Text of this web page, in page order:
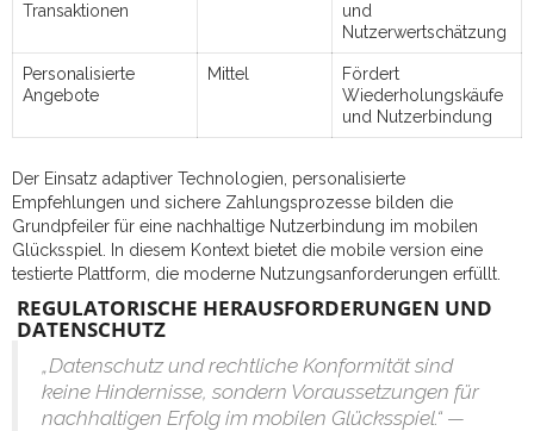
Transaktionen
und
Nutzerwertschätzung
Personalisierte
Angebote
Mittel
Fördert
Wiederholungskäufe
und Nutzerbindung
Der Einsatz adaptiver Technologien, personalisierte
Empfehlungen und sichere Zahlungsprozesse bilden die
Grundpfeiler für eine nachhaltige Nutzerbindung im mobilen
Glücksspiel. In diesem Kontext bietet die mobile version eine
testierte Plattform, die moderne Nutzungsanforderungen erfüllt.
REGULATORISCHE HERAUSFORDERUNGEN UND
DATENSCHUTZ
„Datenschutz und rechtliche Konformität sind
keine Hindernisse, sondern Voraussetzungen für
nachhaltigen Erfolg im mobilen Glücksspiel.“ —